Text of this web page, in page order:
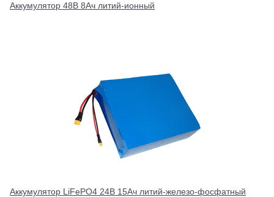
Аккумулятор 48В 8Ач литий-ионный
Аккумулятор LiFePO4 24В 15Ач литий-железо-фосфатный